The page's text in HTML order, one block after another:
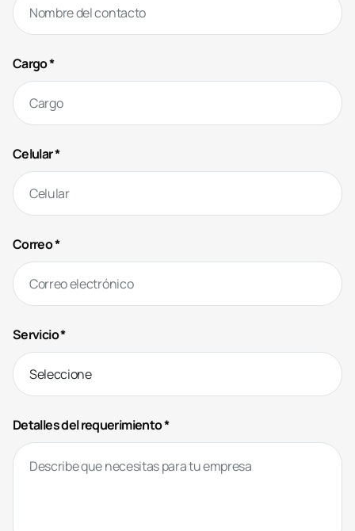
Cargo *
Celular *
Correo *
Servicio *
Detalles del requerimiento *